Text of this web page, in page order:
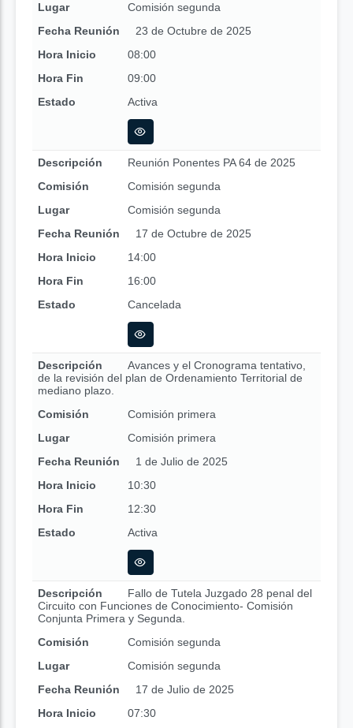
Lugar
Comisión segunda
Fecha Reunión
23 de Octubre de 2025
Hora Inicio
08:00
Hora Fin
09:00
Estado
Activa
Descripción
Reunión Ponentes PA 64 de 2025
Comisión
Comisión segunda
Lugar
Comisión segunda
Fecha Reunión
17 de Octubre de 2025
Hora Inicio
14:00
Hora Fin
16:00
Estado
Cancelada
Descripción
Avances y el Cronograma tentativo,
de la revisión del plan de Ordenamiento Territorial de
mediano plazo.
Comisión
Comisión primera
Lugar
Comisión primera
Fecha Reunión
1 de Julio de 2025
Hora Inicio
10:30
Hora Fin
12:30
Estado
Activa
Descripción
Fallo de Tutela Juzgado 28 penal del
Circuito con Funciones de Conocimiento- Comisión
Conjunta Primera y Segunda.
Comisión
Comisión segunda
Lugar
Comisión segunda
Fecha Reunión
17 de Julio de 2025
Hora Inicio
07:30